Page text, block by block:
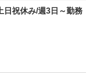
日祝休み/週3日～勤務